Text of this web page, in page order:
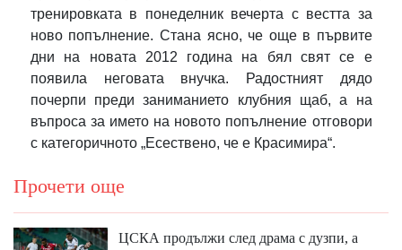
тренировката в понеделник вечерта с вестта за
ново попълнение. Стана ясно, че още в първите
дни на новата 2012 година на бял свят се е
появила неговата внучка. Радостният дядо
почерпи преди заниманието клубния щаб, а на
въпроса за името на новото попълнение отговори
с категоричното „Есествено, че е Красимира“.
Прочети още
ЦСКА продължи след драма с дузпи, а